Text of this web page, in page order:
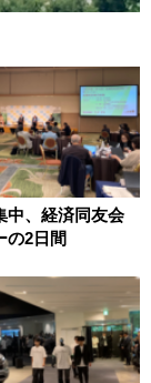
中、経済同友会
の2日間